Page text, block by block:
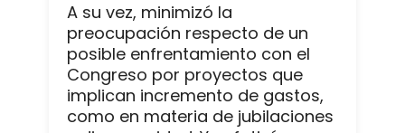
A su vez, minimizó la
preocupación respecto de un
posible enfrentamiento con el
Congreso por proyectos que
implican incremento de gastos,
como en materia de jubilaciones